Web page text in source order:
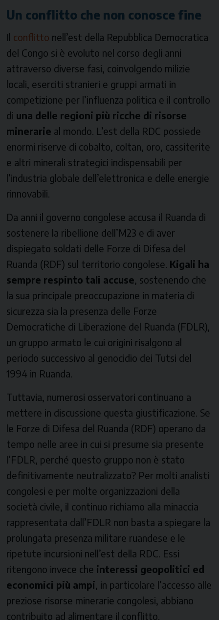
Un conflitto che non conosce fine
Il conflitto nell’est della Repubblica Democratica
del Congo si è evoluto nel corso degli anni
attraverso diverse fasi, coinvolgendo milizie
locali, eserciti stranieri e gruppi armati in
competizione per l’influenza politica e il controllo
di una delle regioni più ricche di risorse
minerarie al mondo. L’est della RDC possiede
enormi riserve di cobalto, coltan, oro, cassiterite
e altri minerali strategici indispensabili per
l’industria globale dell’elettronica e delle energie
rinnovabili.
Da anni il governo congolese accusa il Ruanda di
sostenere la ribellione dell’M23 e di aver
dispiegato soldati delle Forze di Difesa del
Ruanda (RDF) sul territorio congolese. Kigali ha
sempre respinto tali accuse, sostenendo che
la sua principale preoccupazione in materia di
sicurezza sia la presenza delle Forze
Democratiche di Liberazione del Ruanda (FDLR),
un gruppo armato le cui origini risalgono al
periodo successivo al genocidio dei Tutsi del
1994 in Ruanda.
Tuttavia, numerosi osservatori continuano a
mettere in discussione questa giustificazione. Se
le Forze di Difesa del Ruanda (RDF) operano da
tempo nelle aree in cui si presume sia presente
l’FDLR, perché questo gruppo non è stato
definitivamente neutralizzato? Per molti analisti
congolesi e per molte organizzazioni della
società civile, il continuo richiamo alla minaccia
rappresentata dall’FDLR non basta a spiegare la
prolungata presenza militare ruandese e le
ripetute incursioni nell’est della RDC. Essi
ritengono invece che interessi geopolitici ed
economici più ampi, in particolare l’accesso alle
preziose risorse minerarie congolesi, abbiano
contribuito ad alimentare il conflitto.